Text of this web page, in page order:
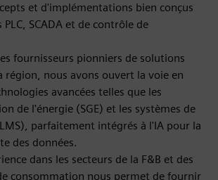
et d'implémentations bien conçus
PLC, SCADA et de contrôle de
fournisseurs pionniers de solutions
région, nous avons ouvert la voie en
avancées telles que les
de l'énergie (SGE) et les systèmes de
parfaitement intégrés à l'IA pour la
des données.
dans les secteurs de la F&B et des
consommation nous permet de fournir